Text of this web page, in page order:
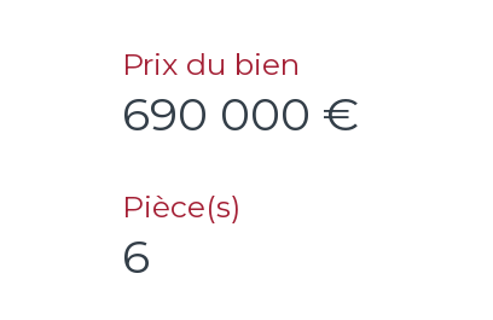
Prix du bien
690 000 €
Pièce(s)
6